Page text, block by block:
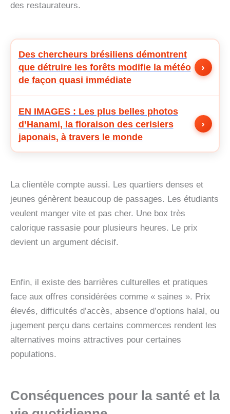
des restaurateurs.
Des chercheurs brésiliens démontrent
que détruire les forêts modifie la météo
de façon quasi immédiate
›
EN IMAGES : Les plus belles photos
d’Hanami, la floraison des cerisiers
japonais, à travers le monde
›
La clientèle compte aussi. Les quartiers denses et
jeunes génèrent beaucoup de passages. Les étudiants
veulent manger vite et pas cher. Une box très
calorique rassasie pour plusieurs heures. Le prix
devient un argument décisif.
Enfin, il existe des barrières culturelles et pratiques
face aux offres considérées comme « saines ». Prix
élevés, difficultés d’accès, absence d’options halal, ou
jugement perçu dans certains commerces rendent les
alternatives moins attractives pour certaines
populations.
Conséquences pour la santé et la